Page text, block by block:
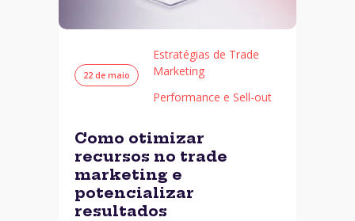
22 de maio
Estratégias de Trade
Marketing
Performance e Sell-out
Como otimizar
recursos no trade
marketing e
potencializar
resultados